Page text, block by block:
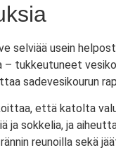
selviää usein
– tukkeutuneet
sadevesikourun
että katolta
ja sokkelia, ja
reunoilla sekä